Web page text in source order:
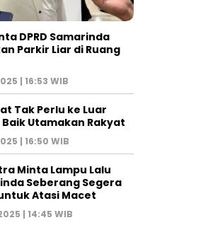
DPRD Samarinda
Parkir Liar di Ruang
| 16:53 WIB
Tak Perlu ke Luar
Utamakan Rakyat
| 16:50 WIB
Minta Lampu Lalu
Seberang Segera
Atasi Macet
| 14:45 WIB